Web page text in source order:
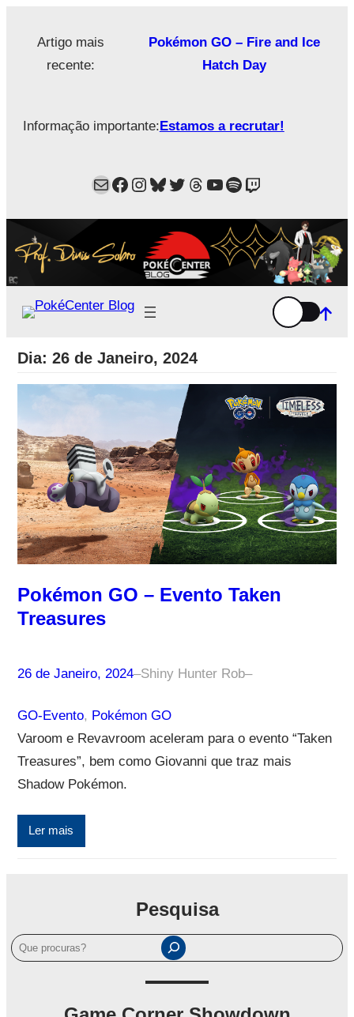
Artigo mais
recente:
Pokémon GO – Fire and Ice
Hatch Day
Informação importante:Estamos a recrutar!
MailFacebook
Instagram
Bluesky
Twitter
Estamos no Threads!
YouTube
Spotify
Twitch
Dia: 26 de Janeiro, 2024
Pokémon GO – Evento Taken
Treasures
26 de Janeiro, 2024–Shiny Hunter Rob–
GO-Evento, Pokémon GO
Varoom e Revavroom aceleram para o evento “Taken
Treasures”, bem como Giovanni que traz mais
Shadow Pokémon.
Ler mais
Pesquisa
P
e